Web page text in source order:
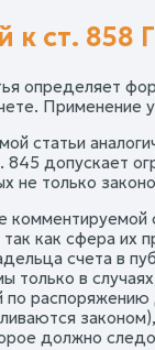
к ст. 858
определяет
Применение
статьи
845 допускает
не только
как сфера их
счета в
только в
по
должно